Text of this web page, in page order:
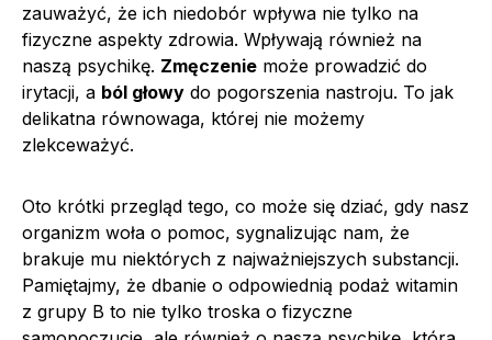
zauważyć, że ich niedobór wpływa nie tylko na
fizyczne aspekty zdrowia. Wpływają również na
naszą psychikę. Zmęczenie może prowadzić do
irytacji, a ból głowy do pogorszenia nastroju. To jak
delikatna równowaga, której nie możemy
zlekceważyć.
Oto krótki przegląd tego, co może się dziać, gdy nasz
organizm woła o pomoc, sygnalizując nam, że
brakuje mu niektórych z najważniejszych substancji.
Pamiętajmy, że dbanie o odpowiednią podaż witamin
z grupy B to nie tylko troska o fizyczne